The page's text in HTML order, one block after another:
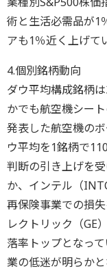
術と生活必需品が1
アも1％近く上げて
4.個別銘柄動向
ダウ平均構成銘柄
かでも航空機シー
発表した航空機の
ウ平均を1銘柄で
判断の引き上げを
か、インテル（
再保険事業での損
レクトリック（GE
落率トップとなっ
業の低迷が明らか